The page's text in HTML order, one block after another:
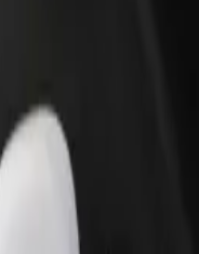
ารเพิ่มฟลีทของ
ผลิตภัณ
вул.